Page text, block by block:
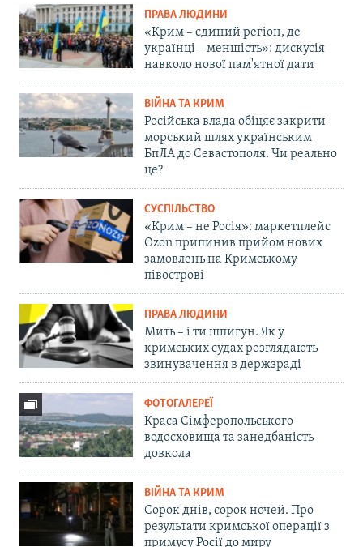
ПРАВА ЛЮДИНИ
«Крим – єдиний регіон, де
українці – меншість»: дискусія
навколо нової пам'ятної дати
ВІЙНА ТА КРИМ
Російська влада обіцяє закрити
морський шлях українським
БпЛА до Севастополя. Чи реально
це?
СУСПІЛЬСТВО
«Крим – не Росія»: маркетплейс
Ozon припинив прийом нових
замовлень на Кримському
півострові
ПРАВА ЛЮДИНИ
Мить – і ти шпигун. Як у
кримських судах розглядають
звинувачення в держзраді
ФОТОГАЛЕРЕЇ
Краса Сімферопольського
водосховища та занедбаність
довкола
ВІЙНА ТА КРИМ
Сорок днів, сорок ночей. Про
результати кримської операції з
примусу Росії до миру